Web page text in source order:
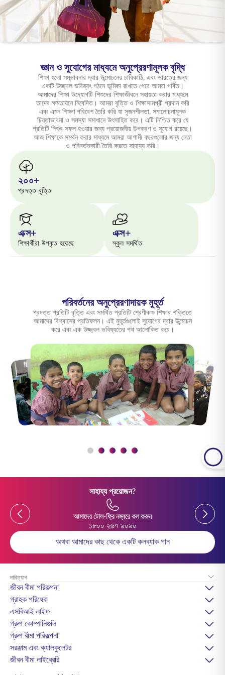
ENGLISH
অনলাইনে কিনুন প্রিমিয়াম পরিশোধ করুন
জ্ঞান ও সুযোগের মাধ্যমে অনুপ্রেরণামূলক বৃদ্ধি
শিক্ষা হলো সম্ভাবনার দ্বার উন্মোচনের চাবিকাঠি, এবং ভারতের জন্য
একটি উজ্জ্বল ভবিষ্যৎ গঠনে ভূমিকা রাখতে পেরে আমরা গর্বিত।
আমাদের শিক্ষা উদ্যোগটি শিশুদের শিক্ষাজীবনে সহায়তা করার মাধ্যমে
তাদের ক্ষমতায়নে নিবেদিত। আমরা বৃত্তি ও শিক্ষাসামগ্রী প্রদান করি
এবং এমন শিক্ষণ পরিবেশ তৈরি করি যা সৃজনশীলতা, সমালোচনামূলক
চিন্তাভাবনা ও সমস্যা সমাধানে উৎসাহিত করে। এটি নিশ্চিত করে যে
প্রতিটি শিশুর সফল হওয়ার জন্য প্রয়োজনীয় উপকরণ ও সুযোগ রয়েছে।
আজ শিক্ষাকে সমর্থন করার মাধ্যমে আমরা আগামী বছরগুলোর জন্য নেতা
ও পরিবর্তনকারী তৈরি করতে সাহায্য করি।
২০০+
প্রদত্ত বৃত্তি
এক্স+
শিক্ষার্থীরা উপকৃত হয়েছে
এক্স+
স্কুল সমর্থিত
পরিবর্তনের অনুপ্রেরণাদায়ক মুহূর্ত
প্রদত্ত প্রতিটি বৃত্তি এবং সমর্থিত প্রতিটি শ্রেণীকক্ষ শিক্ষার শক্তিতে
আমাদের বিশ্বাসের প্রতিফলন। এই মুহূর্তগুলোই সুযোগের দ্বার উন্মোচন
করে এবং এক উজ্জ্বল ভবিষ্যতের পথ আলোকিত করে।
সাহায্য প্রয়োজন?
Previous
আমাদের টোল-ফ্রি নম্বরে কল করুন
১৮০০ ২৬৭ ৯০৯০
Previous
অথবা আমাদের কাছ থেকে একটি কলব্যাক পান
দাবিত্যাগ
জীবন বীমা পরিকল্পনা
গ্রাহক পরিষেবা
এসবিআই লাইফ
গ্রুপ কোম্পানিগুলি
গ্রুপ বীমা পরিকল্পনা
সরঞ্জাম এবং ক্যালকুলেটর
জীবন বীমা লাইব্রেরি